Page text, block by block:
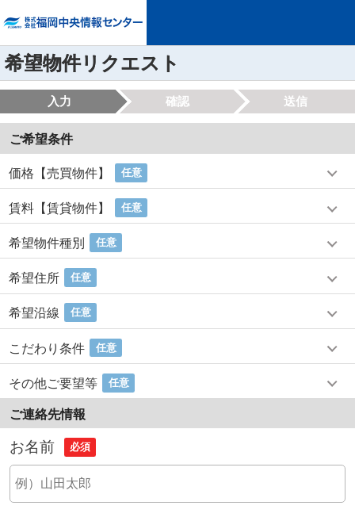
希望物件リクエスト
入力 確認 送信
ご希望条件
価格【売買物件】 任意
賃料【賃貸物件】 任意
希望物件種別 任意
希望住所 任意
希望沿線 任意
こだわり条件 任意
その他ご要望等 任意
ご連絡先情報
お名前 必須